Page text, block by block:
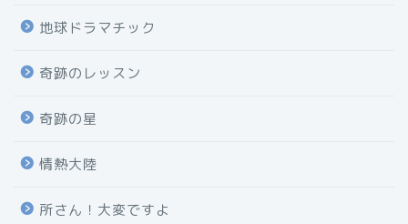
地球ドラマチック
奇跡のレッスン
奇跡の星
情熱大陸
所さん！大変ですよ